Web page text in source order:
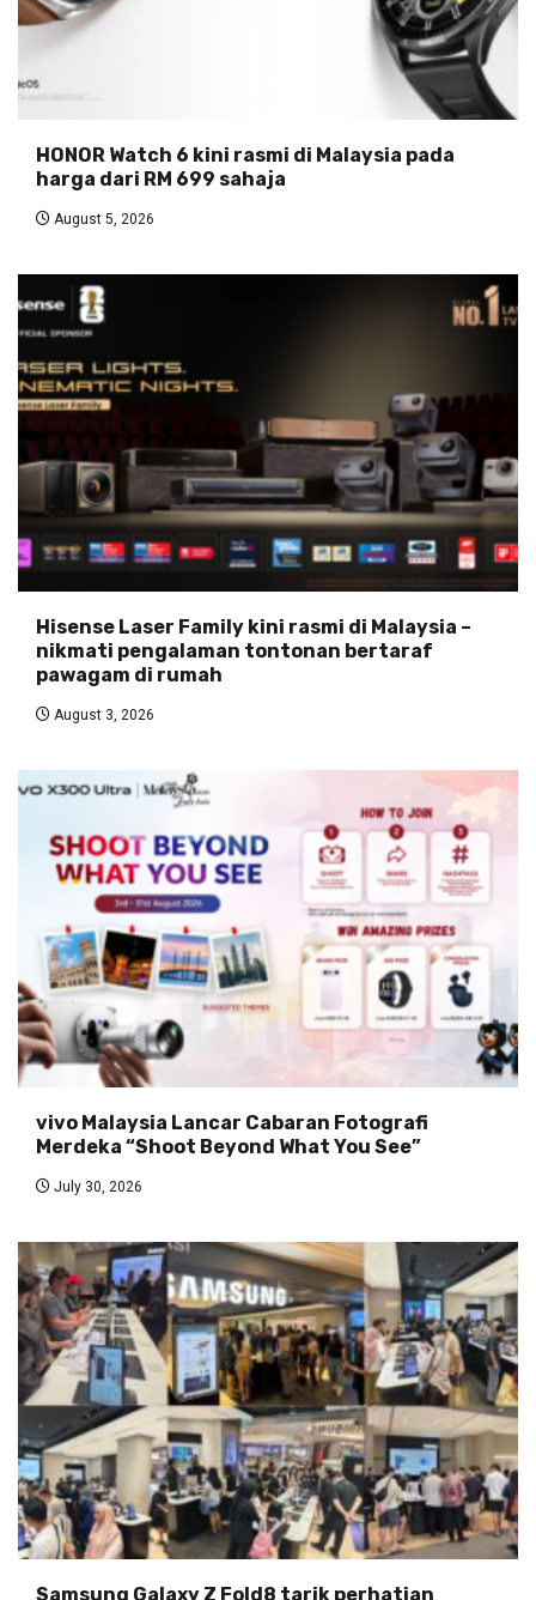
HONOR Watch 6 kini rasmi di Malaysia pada
harga dari RM 699 sahaja
August 5, 2026
Hisense Laser Family kini rasmi di Malaysia –
nikmati pengalaman tontonan bertaraf
pawagam di rumah
August 3, 2026
vivo Malaysia Lancar Cabaran Fotografi
Merdeka “Shoot Beyond What You See”
July 30, 2026
Samsung Galaxy Z Fold8 tarik perhatian